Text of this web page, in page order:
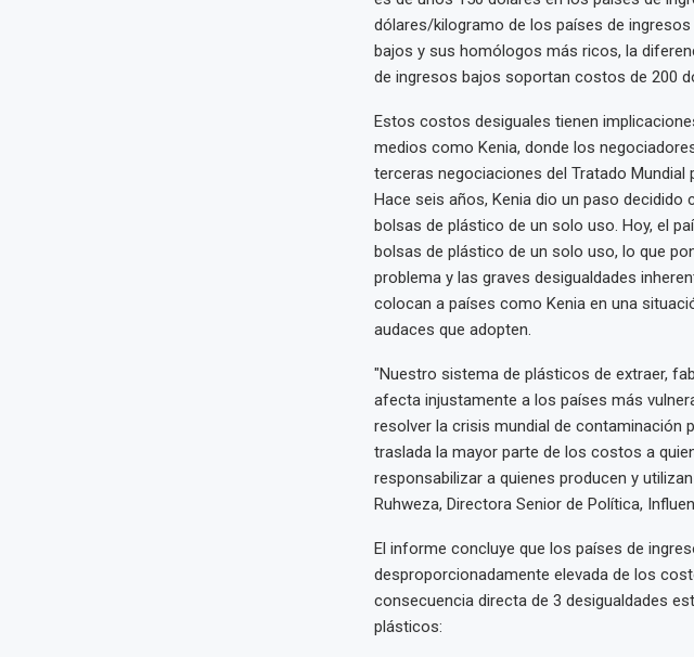
dólares/kilogramo de los países de
bajos y sus homólogos más ricos, la
de ingresos bajos soportan costos de 200
Estos costos desiguales tienen
medios como Kenia, donde los
terceras negociaciones del Tratado
Hace seis años, Kenia dio un paso
bolsas de plástico de un solo uso. Hoy, el
bolsas de plástico de un solo uso, lo que
problema y las graves desigualdades
colocan a países como Kenia en una
audaces que adopten.
"Nuestro sistema de plásticos de extraer,
afecta injustamente a los países más
resolver la crisis mundial de
traslada la mayor parte de los costos a
responsabilizar a quienes producen y
Ruhweza, Directora Senior de Política,
El informe concluye que los países de
desproporcionadamente elevada de los
consecuencia directa de 3 desigualdades
plásticos: